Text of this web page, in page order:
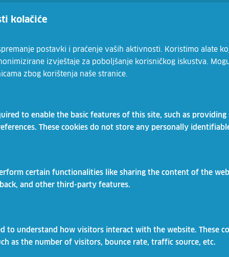
kolačiće
postavki i praćenje vaših aktivnosti. Koristimo alate
izvještaje za poboljšanje korisničkog iskustva.
zbog korištenja naše stranice.
to enable the basic features of this site, such as providing
These cookies do not store any personally
certain functionalities like sharing the content of the
and other third-party features.
to understand how visitors interact with the website. These
as the number of visitors, bounce rate, traffic source, etc.
Vaše osobne podatke čuvamo sukladno Uvjetima korištenja i Politici
HZZ.hr
Umirovljenici.hzz.hr